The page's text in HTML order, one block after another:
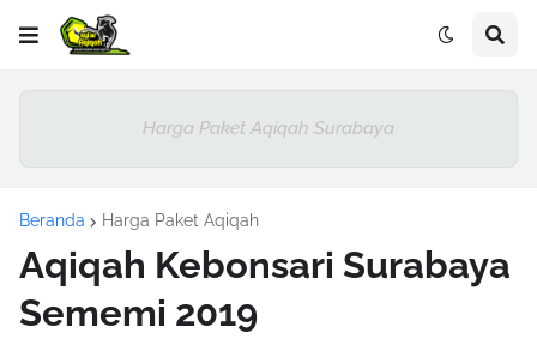
Harga Paket Aqiqah Surabaya
Beranda Harga Paket Aqiqah
Aqiqah Kebonsari Surabaya
Sememi 2019